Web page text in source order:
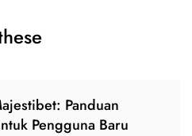
Panduan
Pengguna Baru